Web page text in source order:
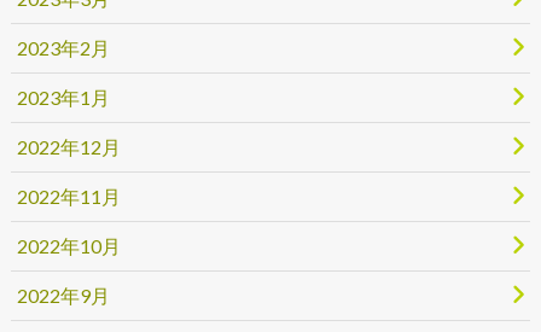
2023年2月
2023年1月
2022年12月
2022年11月
2022年10月
2022年9月